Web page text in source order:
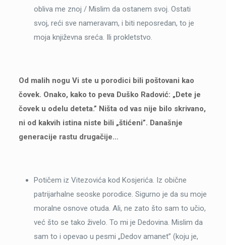
obliva me znoj / Mislim da ostanem svoj. Ostati
svoj, reći sve nameravam, i biti neposredan, to je
moja književna sreća. Ili prokletstvo.
Od malih nogu Vi ste u porodici bili poštovani kao
čovek. Onako, kako to peva Duško Radović: „Dete je
čovek u odelu deteta.” Ništa od vas nije bilo skrivano,
ni od kakvih istina niste bili „štićeni”. Današnje
generacije rastu drugačije…
Potičem iz Vitezovića kod Kosjerića. Iz obične
patrijarhalne seoske porodice. Sigurno je da su moje
moralne osnove otuda. Ali, ne zato što sam to učio,
već što se tako živelo. To mi je Dedovina. Mislim da
sam to i opevao u pesmi „Dedov amanet” (koju je,